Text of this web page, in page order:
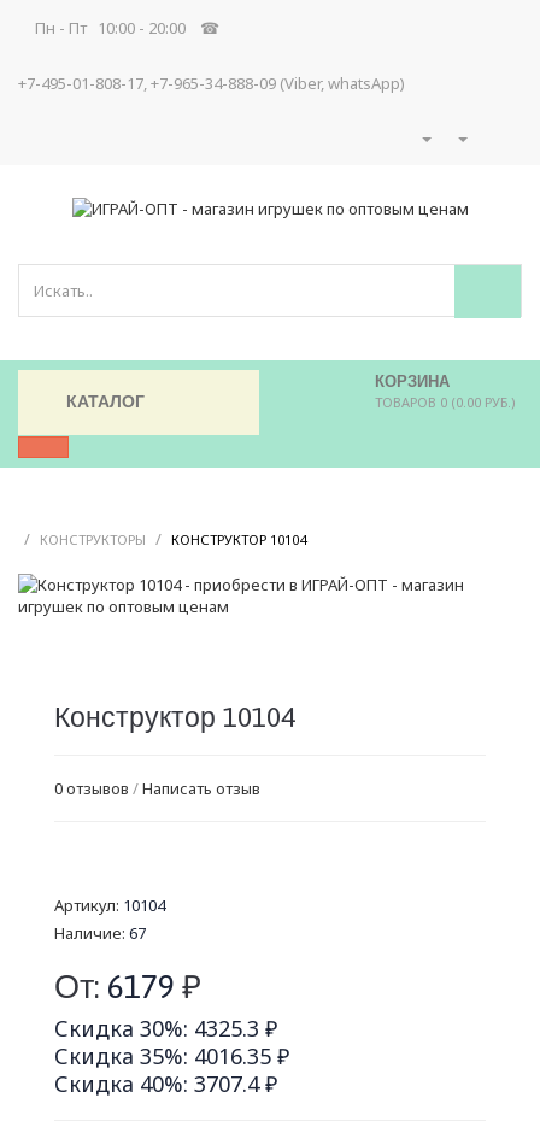
Пн - Пт 10:00 - 20:00 ☎
+7-495-01-808-17, +7-965-34-888-09 (Viber, whatsApp)
КОРЗИНА
ТОВАРОВ 0 (0.00 РУБ.)
КАТАЛОГ
/ КОНСТРУКТОРЫ / КОНСТРУКТОР 10104
Конструктор 10104
0 отзывов /Написать отзыв
Артикул: 10104
Наличие: 67
От: 6179 ₽
Скидка 30%: 4325.3 ₽
Скидка 35%: 4016.35 ₽
Скидка 40%: 3707.4 ₽